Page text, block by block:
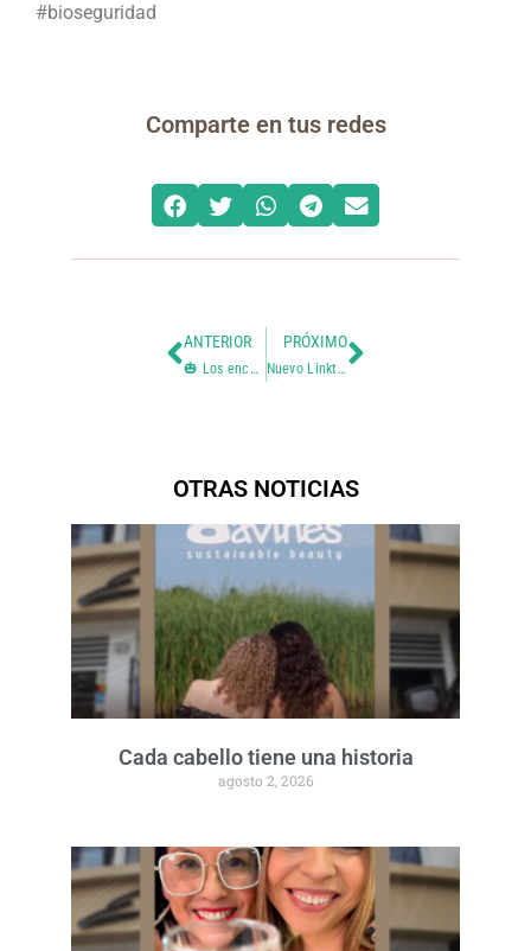
#bioseguridad
Comparte en tus redes
ANTERIOR
🎃 Los encantadores de Encantos 🎃
PRÓXIMO
Nuevo Linktree de Encantos Salones 📲
OTRAS NOTICIAS
Cada cabello tiene una historia
agosto 2, 2026